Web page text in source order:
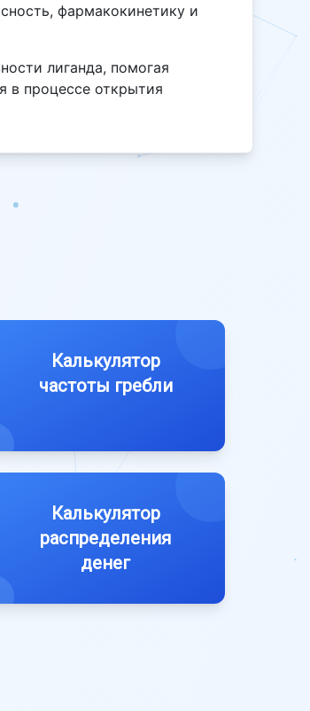
фармакокинетику и
лиганда, помогая
в процессе открытия
Калькулятор
частоты гребли
Калькулятор
распределения
денег